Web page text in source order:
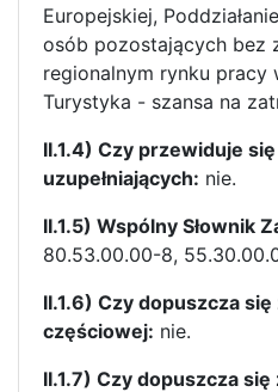
Europejskiej,
osób pozostających bez
regionalnym rynku pracy
Turystyka - szansa na
II.1.4) Czy przewiduje
uzupełniających: nie.
II.1.5) Wspólny Słownik
80.53.00.00-8,
II.1.6) Czy dopuszcza
częściowej: nie.
II.1.7) Czy dopuszcza